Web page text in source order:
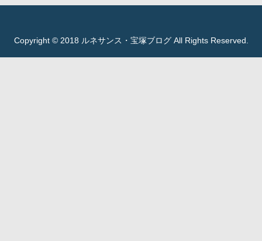
Copyright © 2018 ルネサンス・宝塚ブログ All Rights Reserved.